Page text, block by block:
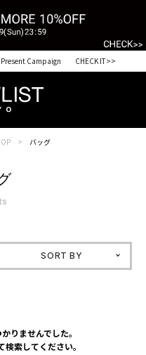
Present Campaign CHECK IT>>
バッグ
SORT BY
りませんでした。
検索してください。